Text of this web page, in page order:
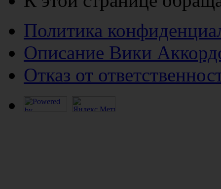
Политика
Описание Вики
Отказ от